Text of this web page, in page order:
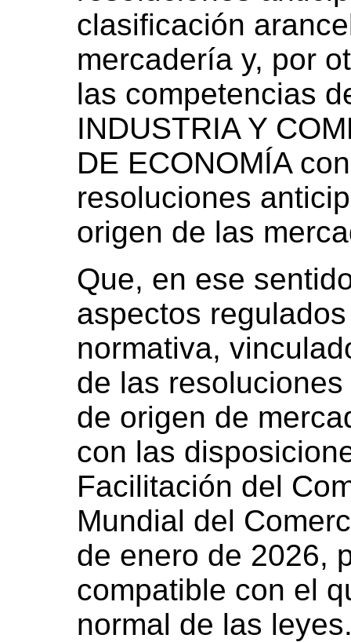
clasificación
mercadería y, por
las competencias
INDUSTRIA Y
DE ECONOMÍA
resoluciones
origen de las
Que, en ese
aspectos
normativa,
de las
de origen de
con las
Facilitación del
Mundial del
de enero de 2026,
compatible con el
normal de las